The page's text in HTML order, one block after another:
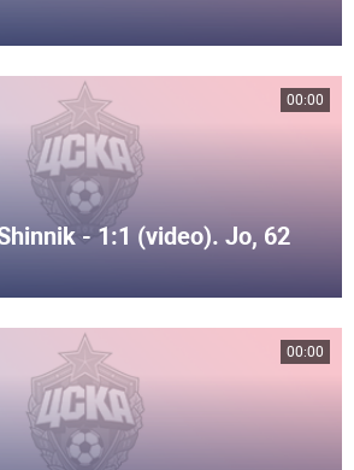
- 1:1 (video). Jo, 62
00:00
00:00